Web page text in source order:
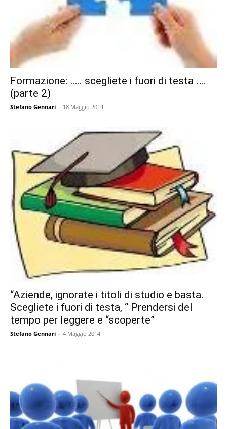
Formazione: ….. scegliete i fuori di testa ….
(parte 2)
Stefano Gennari - 18 Maggio 2014
“Aziende, ignorate i titoli di studio e basta.
Scegliete i fuori di testa, “ Prendersi del
tempo per leggere e “scoperte”
Stefano Gennari - 4 Maggio 2014